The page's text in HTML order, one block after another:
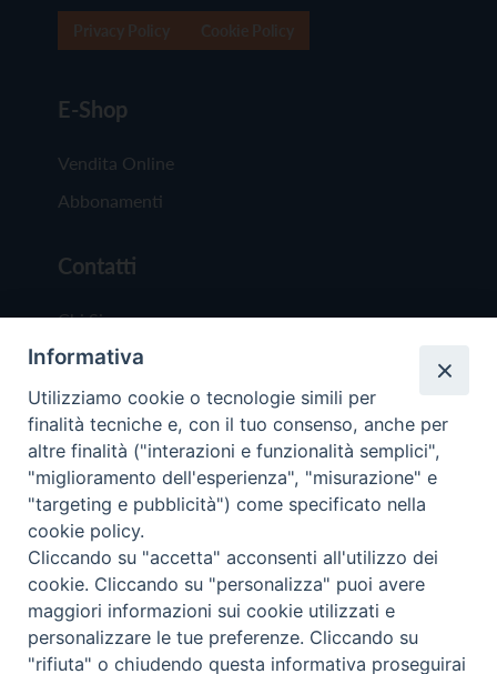
E-Shop
Vendita Online
Abbonamenti
Contatti
Chi Siamo
Redazione
Scrivici
Copyright © 2019 - Tutti i diritti riservati - Vita
Trentina Editrice
Privacy Policy
Torna
Informativa
Utilizziamo cookie o tecnologie simili per
finalità tecniche e, con il tuo consenso, anche per
altre finalità ("interazioni e funzionalità semplici",
"miglioramento dell'esperienza", "misurazione" e
"targeting e pubblicità") come specificato nella
cookie policy.
Cliccando su "accetta" acconsenti all'utilizzo dei
cookie. Cliccando su "personalizza" puoi avere
maggiori informazioni sui cookie utilizzati e
personalizzare le tue preferenze. Cliccando su
"rifiuta" o chiudendo questa informativa proseguirai